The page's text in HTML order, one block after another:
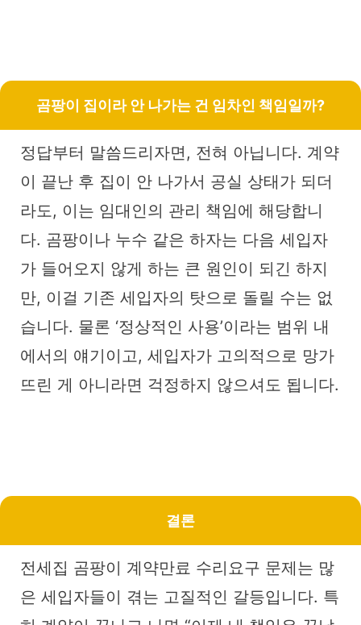
곰팡이 집이라 안 나가는 건 임차인 책임일까?
정답부터 말씀드리자면, 전혀 아닙니다. 계약
이 끝난 후 집이 안 나가서 공실 상태가 되더
라도, 이는 임대인의 관리 책임에 해당합니
다. 곰팡이나 누수 같은 하자는 다음 세입자
가 들어오지 않게 하는 큰 원인이 되긴 하지
만, 이걸 기존 세입자의 탓으로 돌릴 수는 없
습니다. 물론 ‘정상적인 사용’이라는 범위 내
에서의 얘기이고, 세입자가 고의적으로 망가
뜨린 게 아니라면 걱정하지 않으셔도 됩니다.
결론
전세집 곰팡이 계약만료 수리요구 문제는 많
은 세입자들이 겪는 고질적인 갈등입니다. 특